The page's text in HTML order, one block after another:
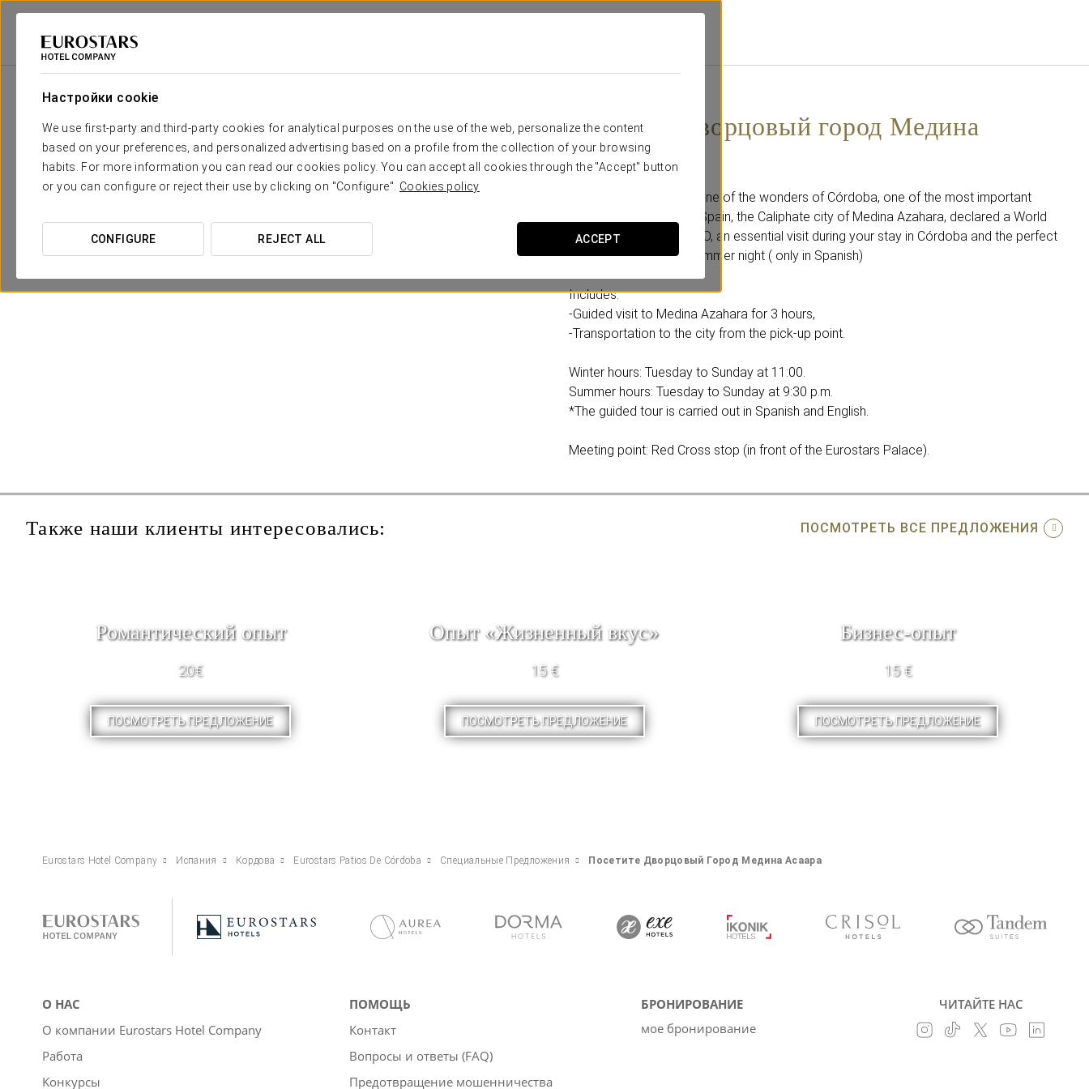
Настройки cookie
We use first-party and third-party cookies for analytical purposes on the use of the web, personalize the content
based on your preferences, and personalized advertising based on a profile from the collection of your browsing
habits. For more information you can read our cookies policy. You can accept all cookies through the "Accept" button
or you can configure or reject their use by clicking on "Configure". Cookies policy
CONFIGURE REJECT ALL ACCEPT
Eurostars Hotel Company
Посетите дворцовый город Медина
Асаара
Discover the charm of one of the wonders of Córdoba, one of the most important
archaeological sites in Spain, the Caliphate city of Medina Azahara, declared a World
Heritage Site by UNESCO, an essential visit during your stay in Córdoba and the perfect
plan for a morning or summer night ( only in Spanish)
Includes:
-Guided visit to Medina Azahara for 3 hours,
-Transportation to the city from the pick-up point.
Winter hours: Tuesday to Sunday at 11:00.
Summer hours: Tuesday to Sunday at 9:30 p.m.
*The guided tour is carried out in Spanish and English.
Meeting point: Red Cross stop (in front of the Eurostars Palace).
Также наши клиенты интересовались: ПОСМОТРЕТЬ ВСЕ ПРЕДЛОЖЕНИЯ
Pомантический опыт
20€
ПОСМОТРЕТЬ ПРЕДЛОЖЕНИЕ
Опыт «Жизненный вкус»
15 €
ПОСМОТРЕТЬ ПРЕДЛОЖЕНИЕ
Бизнес-опыт
15 €
ПОСМОТРЕТЬ ПРЕДЛОЖЕНИЕ
Eurostars Hotel Company Испания Кордова Eurostars Patios De Córdoba Специальные Предложения Посетите Дворцовый Город Медина Асаара
О НАС
О компании Eurostars Hotel Company
Работа
Kонкурсы
ПОМОЩЬ
Контакт
Вопросы и ответы (FAQ)
Предотвращение мошенничества
БРОНИРОВАНИЕ
мое бронирование
ЧИТАЙТЕ НАС